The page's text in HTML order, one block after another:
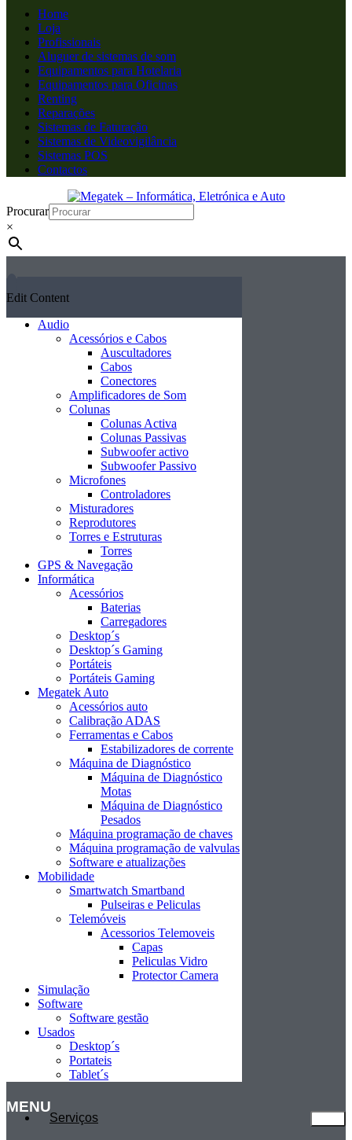
Home
Loja
Profissionais
Aluguer de sistemas de som
Equipamentos para Hotelaria
Equipamentos para Oficinas
Renting
Reparações
Sistemas de Faturação
Sistemas de Videovigilância
Sistemas POS
Contactos
Procurar
×
Edit Content
Audio
Acessórios e Cabos
Auscultadores
Cabos
Conectores
Amplificadores de Som
Colunas
Colunas Activa
Colunas Passivas
Subwoofer activo
Subwoofer Passivo
Microfones
Controladores
Misturadores
Reprodutores
Torres e Estruturas
Torres
GPS & Navegação
Informática
Acessórios
Baterias
Carregadores
Desktop´s
Desktop´s Gaming
Portáteis
Portáteis Gaming
Megatek Auto
Acessórios auto
Calibração ADAS
Ferramentas e Cabos
Estabilizadores de corrente
Máquina de Diagnóstico
Máquina de Diagnóstico
Motas
Máquina de Diagnóstico
Pesados
Máquina programação de chaves
Máquina programação de valvulas
Software e atualizações
Mobilidade
Smartwatch Smartband
Pulseiras e Peliculas
Telemóveis
Acessorios Telemoveis
Capas
Peliculas Vidro
Protector Camera
Simulação
Software
Software gestão
Usados
Desktop´s
Portateis
Tablet´s
MENU
Serviços